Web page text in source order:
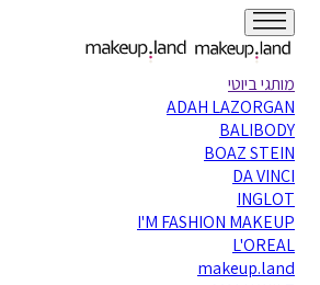
מותגי ביוטי
ADAH LAZORGAN
BALIBODY
BOAZ STEIN
DA VINCI
INGLOT
I'M FASHION MAKEUP
L'OREAL
makeup.land